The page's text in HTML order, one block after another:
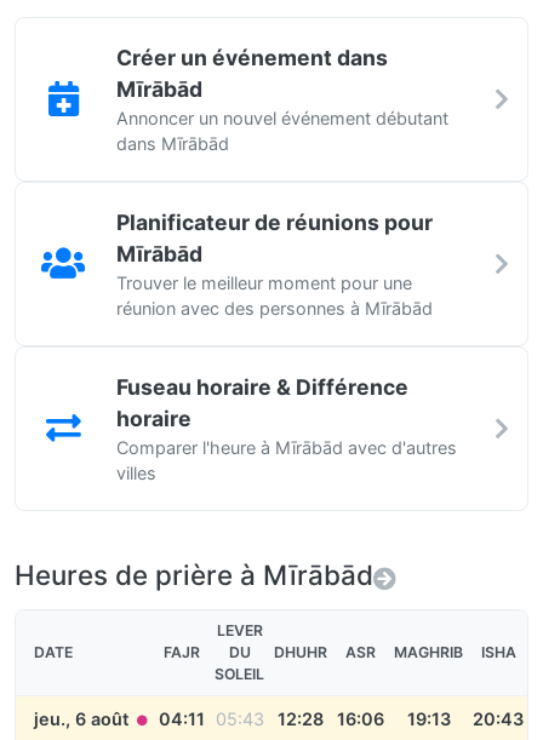
Créer un événement dans
Mīrābād
Annoncer un nouvel événement débutant
dans Mīrābād
Planificateur de réunions pour
Mīrābād
Trouver le meilleur moment pour une
réunion avec des personnes à Mīrābād
Fuseau horaire & Différence
horaire
Comparer l'heure à Mīrābād avec d'autres
villes
Heures de prière à Mīrābād
DATE FAJR
LEVER
DU
SOLEIL
DHUHR ASR MAGHRIB ISHA
jeu., 6 août ● 04:11 05:43 12:28 16:06 19:13 20:43